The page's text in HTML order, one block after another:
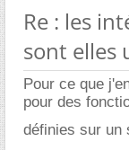
Re : les
sont elles
Pour ce que
pour des
définies sur un